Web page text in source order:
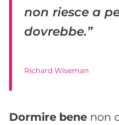
non riesce a
dovrebbe.”
Richard Wiseman
Dormire bene non